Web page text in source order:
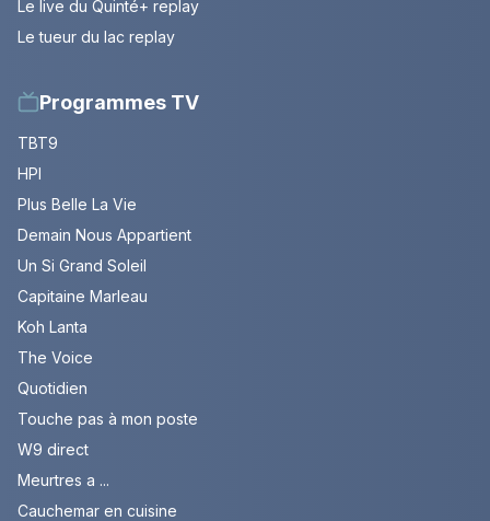
Le live du Quinté+ replay
Le tueur du lac replay
Programmes TV
TBT9
HPI
Plus Belle La Vie
Demain Nous Appartient
Un Si Grand Soleil
Capitaine Marleau
Koh Lanta
The Voice
Quotidien
Touche pas à mon poste
W9 direct
Meurtres a ...
Cauchemar en cuisine